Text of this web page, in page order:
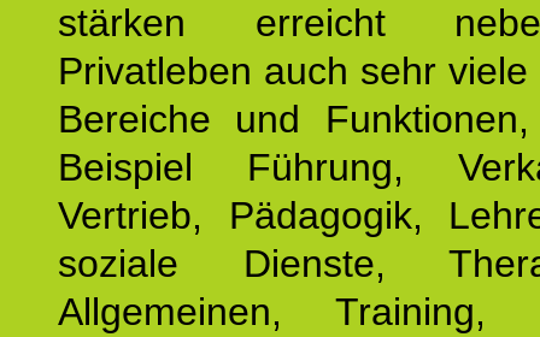
stärken erreicht
Privatleben auch sehr
Bereiche und
Beispiel Führung,
Vertrieb, Pädagogik,
soziale Dienste,
Allgemeinen, Training,